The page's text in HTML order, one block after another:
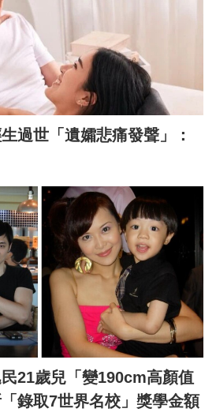
過世「遺孀悲痛發聲」：
21歲兒「變190cm高顏值
錄取7世界名校」獎學金額